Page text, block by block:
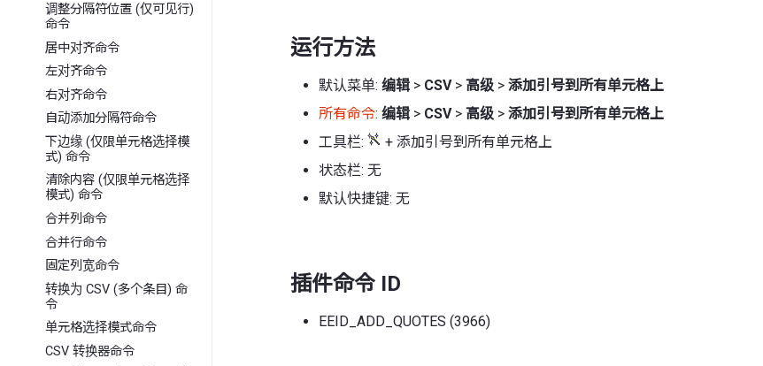
调整分隔符位置 (仅可见行)
命令
居中对齐命令
左对齐命令
右对齐命令
自动添加分隔符命令
下边缘 (仅限单元格选择模
式) 命令
清除内容 (仅限单元格选择
模式) 命令
合并列命令
合并行命令
固定列宽命令
转换为 CSV (多个条目) 命
令
单元格选择模式命令
CSV 转换器命令
运行方法
默认菜单: 编辑 > CSV> 高级 > 添加引号到所有单元格上
所有命令: 编辑 > CSV> 高级 > 添加引号到所有单元格上
工具栏:
+ 添加引号到所有单元格上
状态栏: 无
默认快捷键: 无
插件命令 ID
EEID_ADD_QUOTES (3966)